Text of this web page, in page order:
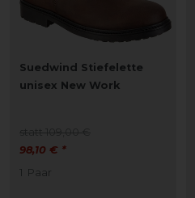
Suedwind Stiefelette
unisex New Work
98,10 € *
1 Paar